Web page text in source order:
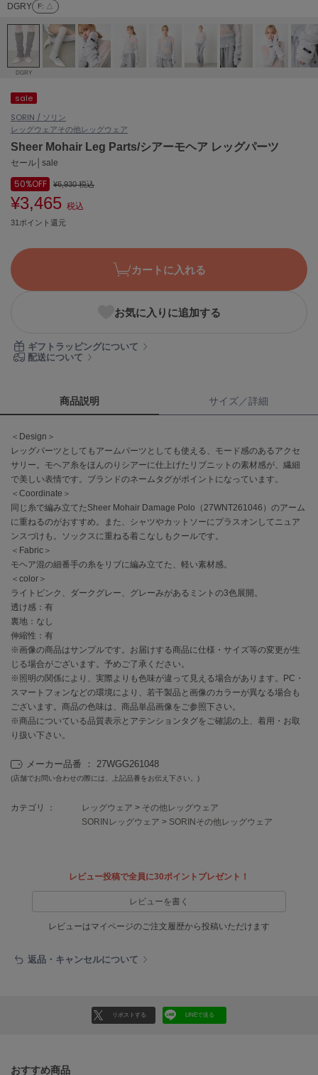
/ランジェリー (127)
ェア (121)
(124)
AMOMMA
アモマ
ánuans
アニュアンス
ànuke
アンヌーク
ASICS
アシックス
Ballelite
バレリット
バンドリヤー
Barbour
バブアー
カルバン・クライン
セルフォード
célon
セロン
Clarks Premium
クラークス
CODE A
コードエー
COLE HAAN
コール ハーン
CONVERSE
コンバース
DANSKIN
ダンスキン
EIMY ISTOIRE
エイミー イストワール
エミ
エミヨガ
ETRÉ TOKYO
エトレトウキョウ
ey
FRAY I.D
DGRY F: △
DGRY
sale
SORIN / ソリン
レッグウェアその他レッグウェア
Sheer Mohair Leg Parts/シアーモヘア レッグパーツ
セール│sale
50%OFF ¥6,930税込
¥3,465 税込
31ポイント還元
カートに入れる
お気に入りに追加する
ギフトラッピングについて
配送について
商品説明 サイズ／詳細
＜Design＞
レッグパーツとしてもアームパーツとしても使える、モード感のあるアクセ
サリー。モヘア糸をほんのりシアーに仕上げたリブニットの素材感が、繊細
で美しい表情です。ブランドのネームタグがポイントになっています。
＜Coordinate＞
同じ糸で編み立てたSheer Mohair Damage Polo（27WNT261046）のアーム
に重ねるのがおすすめ。また、シャツやカットソーにプラスオンしてニュア
ンスづけも。ソックスに重ねる着こなしもクールです。
＜Fabric＞
モヘア混の細番手の糸をリブに編み立てた、軽い素材感。
＜color＞
ライトピンク、ダークグレー、グレーみがあるミントの3色展開。
透け感：有
裏地：なし
伸縮性：有
※画像の商品はサンプルです。お届けする商品に仕様・サイズ等の変更が生
じる場合がございます。予めご了承ください。
※照明の関係により、実際よりも色味が違って見える場合があります。PC・
スマートフォンなどの環境により、若干製品と画像のカラーが異なる場合も
ございます。商品の色味は、商品単品画像をご参照下さい。
※商品についている品質表示とアテンションタグをご確認の上、着用・お取
り扱い下さい。
メーカー品番 ： 27WGG261048
(店舗でお問い合わせの際には、上記品番をお伝え下さい。)
カテゴリ ： レッグウェア > その他レッグウェア
SORINレッグウェア > SORINその他レッグウェア
レビュー投稿で全員に30ポイントプレゼント！
レビューを書く
レビューはマイページのご注文履歴から投稿いただけます
返品・キャンセルについて
リポストする LINEで送る
おすすめ商品